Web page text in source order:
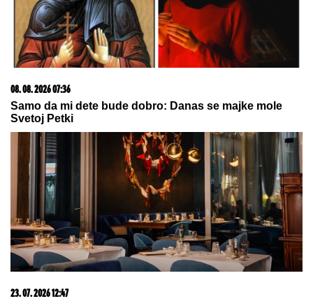
08. 08. 2026 07:36
Samo da mi dete bude dobro: Danas se majke mole
Svetoj Petki
23. 07. 2026 12:47